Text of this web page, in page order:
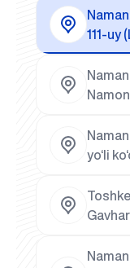
111-uy
yo‘li